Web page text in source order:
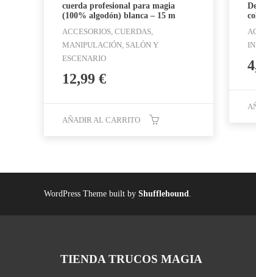
cuerda profesional para magia
(100% algodón) blanca – 15 m
ACCESORIOS, CUERDAS,
MANIPULACIÓN, SALÓN Y
ESCENARIO
12,99 €
AÑADIR AL CARRITO
WordPress Theme built by Shufflehound.
TIENDA TRUCOS MAGIA